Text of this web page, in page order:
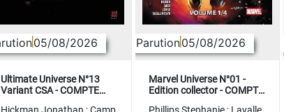
05/08/2026
Ultimate Universe N°13
Variant CSA - COMPTE
Hickman Jonathan ;Camp
Parution05/08/2026
Marvel Universe N°01 -
Edition collector - COMPTE
Phillips Stephanie; Lavalle